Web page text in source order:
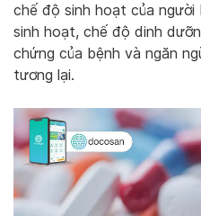
chế độ sinh hoạt của
sinh hoạt, chế độ dinh
chứng của bệnh và ngăn
tương lại.